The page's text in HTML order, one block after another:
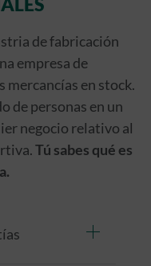
de fabricación
empresa de
mercancías en stock.
de personas en un
negocio relativo al
Tú sabes qué es